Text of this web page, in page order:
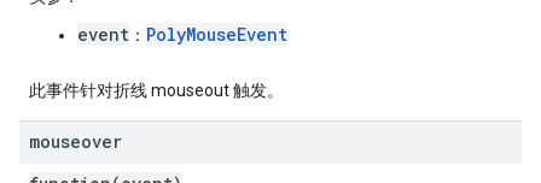
event ： PolyMouseEvent
此事件针对折线 mouseout 触发。
mouseover